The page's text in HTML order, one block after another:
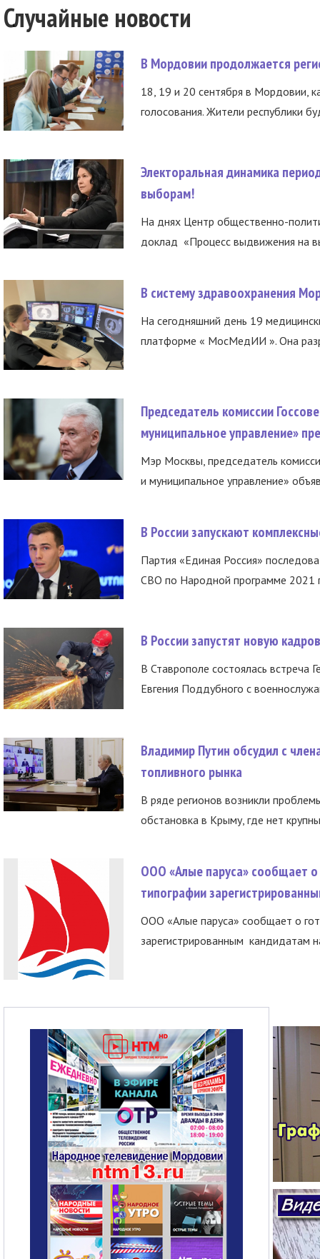
Случайные новости
В Мордовии продолжается
18, 19 и 20 сентября в Мордовии,
голосования. Жители республики
Электоральная динамика
выборам!
На днях Центр общественно-
доклад «Процесс выдвижения на
В систему здравоохранения
На сегодняшний день 19
платформе « МосМедИИ ». Она
Председатель комиссии
муниципальное управление»
Мэр Москвы, председатель
и муниципальное управление»
В России запускают
Партия «Единая Россия»
СВО по Народной программе 2021
В России запустят новую
В Ставрополе состоялась встреча
Евгения Поддубного с
Владимир Путин обсудил с
топливного рынка
В ряде регионов возникли
обстановка в Крыму, где нет
ООО «Алые паруса» сообщает о
типографии
ООО «Алые паруса» сообщает о
зарегистрированным кандидатам